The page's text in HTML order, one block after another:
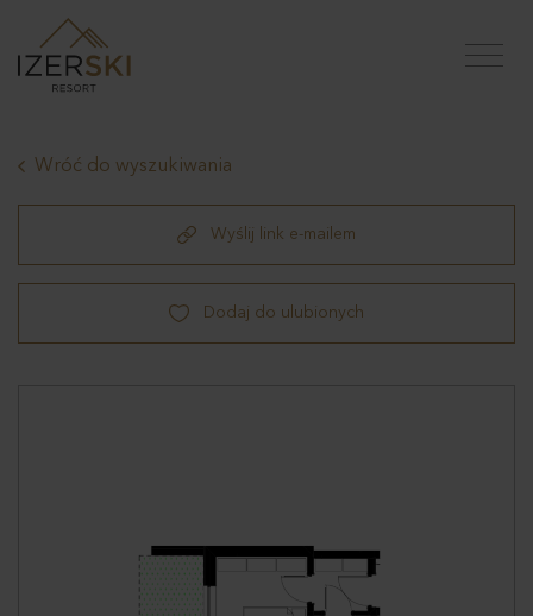
Wróć do wyszukiwania
Wyślij link e-mailem
Dodaj do ulubionych